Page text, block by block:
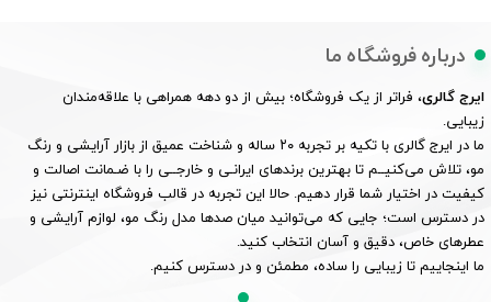
درباره فروشگاه ما
ایرج گالری، فراتر از یک فروشگاه؛ بیش از دو دهه همراهی با علاقه‌مندان
زیبایی.
ما در ایرج گالری با تکیه بر تجربه ۲۰ ساله و شناخت عمیق از بازار آرایشی و رنگ
مو، تلاش می‌کنیــم تا بهترین برندهای ایرانـی و خارجــی را با ضـمانت اصالت و
کیفیت در اختیار شما قرار دهیم. حالا این تجربه در قالب فروشگاه اینترنتی نیز
در دسترس است؛ جایی که می‌توانید میان صدها مدل رنگ مو، لوازم آرایشی و
عطرهای خاص، دقیق و آسان انتخاب کنید.
ما اینجاییم تا زیبایی را ساده، مطمئن و در دسترس کنیم.